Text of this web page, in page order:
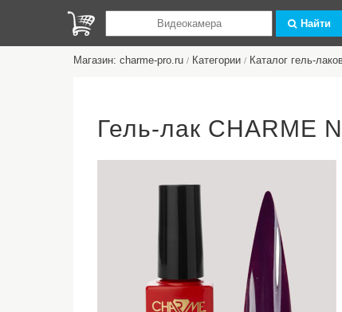
Найти
Магазин: charme-pro.ru / Категории / Каталог гель-
Гель-лак CHARME